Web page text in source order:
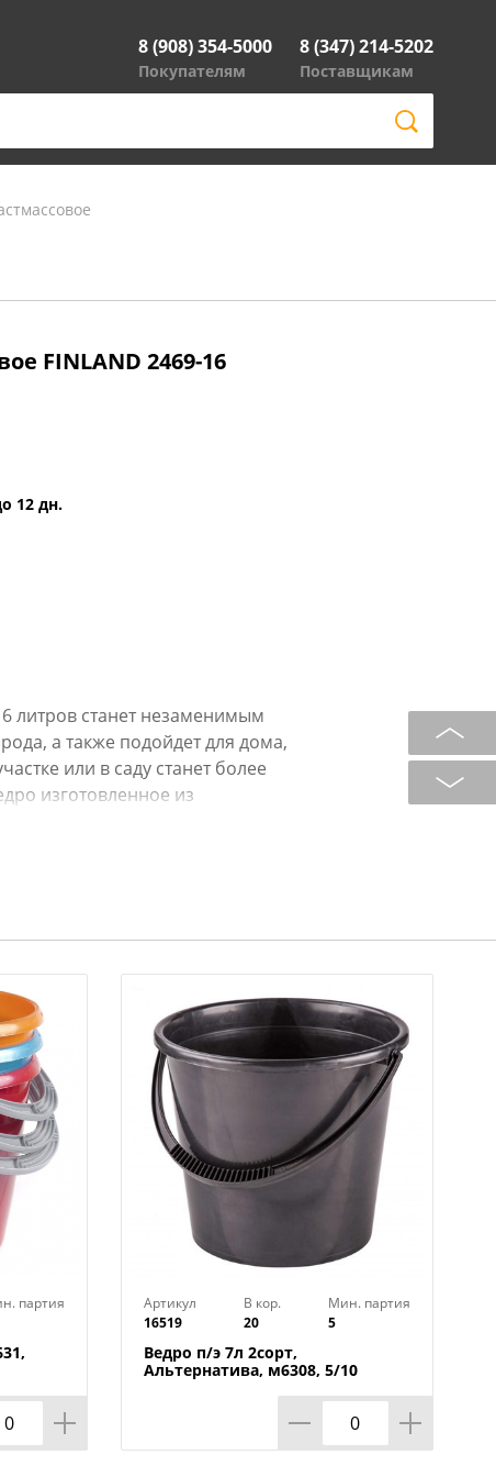
8 (908) 354-5000
Покупателям
8 (347) 214-5202
Поставщикам
FINLAND 2469-16
12 дн.
литров станет незаменимым
а также подойдет для дома,
или в саду станет более
изготовленное из
хозяйственное ведро.
что позволяет
хозяйственных нужд, так и для
легко очищается от грязи и не
течением времени. Благодаря
вместительное для различных
удобрений, компост или даже
фруктов. Устойчивость к
делает это ведро
партия
Артикул
16519
В кор.
20
Мин. партия
5
Ведро п/э 7л 2сорт,
Альтернатива, м6308, 5/10